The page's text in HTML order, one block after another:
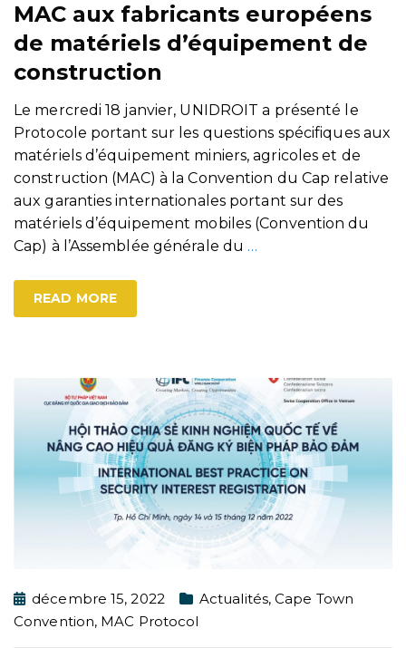
MAC aux fabricants européens
de matériels d’équipement de
construction
Le mercredi 18 janvier, UNIDROIT a présenté le
Protocole portant sur les questions spécifiques aux
matériels d’équipement miniers, agricoles et de
construction (MAC) à la Convention du Cap relative
aux garanties internationales portant sur des
matériels d’équipement mobiles (Convention du
Cap) à l’Assemblée générale du …
READ MORE
décembre 15, 2022 Actualités,Cape Town
Convention, MAC Protocol